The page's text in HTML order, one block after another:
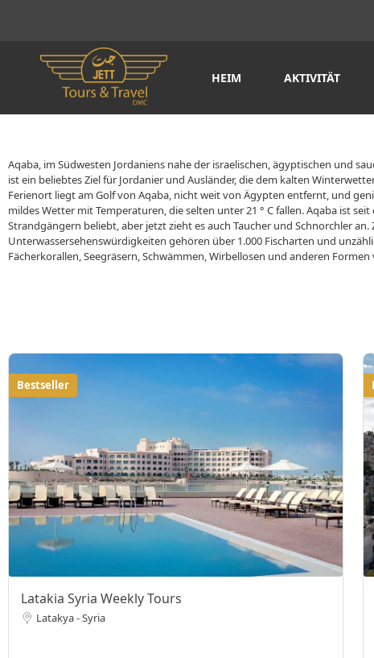
HEIM AKTIVITÄT
Aqaba, im Südwesten Jordaniens nahe der israelischen, ägyptischen und
ist ein beliebtes Ziel für Jordanier und Ausländer, die dem kalten
Ferienort liegt am Golf von Aqaba, nicht weit von Ägypten entfernt, und
mildes Wetter mit Temperaturen, die selten unter 21 ° C fallen. Aqaba ist seit
Strandgängern beliebt, aber jetzt zieht es auch Taucher und Schnorchler an.
Unterwassersehenswürdigkeiten gehören über 1.000 Fischarten und
Fächerkorallen, Seegräsern, Schwämmen, Wirbellosen und anderen
Bestseller
Latakia Syria Weekly Tours
Latakya - Syria